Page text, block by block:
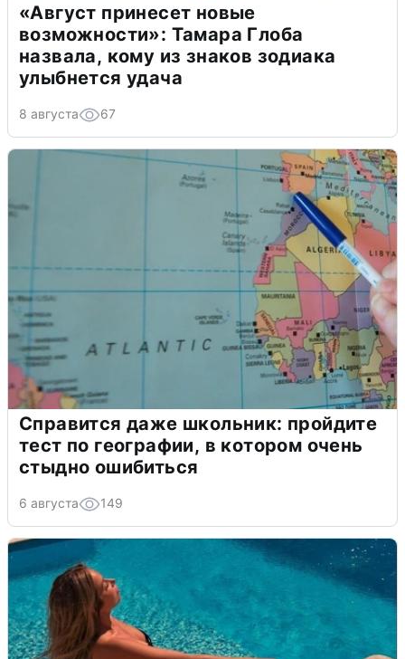
«Август принесет новые
возможности»: Тамара Глоба
назвала, кому из знаков зодиака
улыбнется удача
8 августа 67
Справится даже школьник: пройдите
тест по географии, в котором очень
стыдно ошибиться
6 августа 149